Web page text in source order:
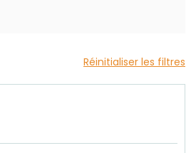
Réinitialiser les filtres